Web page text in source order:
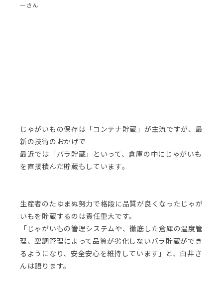
一さん
じゃがいもの保存は「コンテナ貯蔵」が主流ですが、最
新の技術のおかげで
最近では「バラ貯蔵」といって、倉庫の中にじゃがいも
を直接積んだ貯蔵もしています。
生産者のたゆまぬ努力で格段に品質が良くなったじゃが
いもを貯蔵するのは責任重大です。
「じゃがいもの管理システムや、徹底した倉庫の温度管
理、空調管理によって品質が劣化しないバラ貯蔵ができ
るようになり、安全安心を維持しています」と、白井さ
んは語ります。